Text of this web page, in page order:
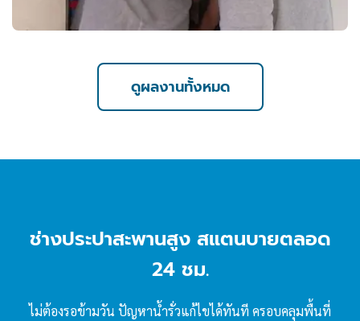
ดูผลงานทั้งหมด
ช่างประปาสะพานสูง สแตนบายตลอด
24 ชม.
ไม่ต้องรอข้ามวัน ปัญหาน้ำรั่วแก้ไขได้ทันที ครอบคลุมพื้นที่